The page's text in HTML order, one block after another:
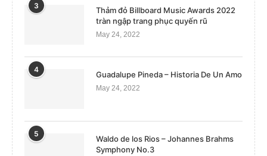
3
Thảm đỏ Billboard Music Awards 2022
tràn ngập trang phục quyến rũ
May 24, 2022
4
Guadalupe Pineda – Historia De Un Amo
May 24, 2022
5
Waldo de los Rios – Johannes Brahms
Symphony No.3